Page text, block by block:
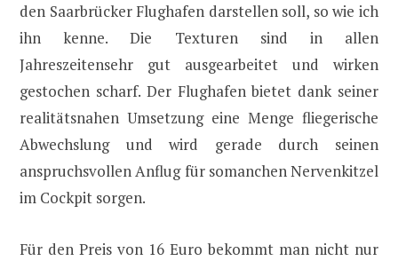
den Saarbrücker Flughafen darstellen soll, so wie ich
ihn kenne. Die Texturen sind in allen
Jahreszeitensehr gut ausgearbeitet und wirken
gestochen scharf. Der Flughafen bietet dank seiner
realitätsnahen Umsetzung eine Menge fliegerische
Abwechslung und wird gerade durch seinen
anspruchsvollen Anflug für somanchen Nervenkitzel
im Cockpit sorgen.
Für den Preis von 16 Euro bekommt man nicht nur